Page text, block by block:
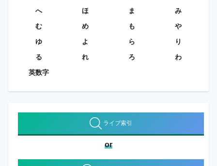
へ
ほ ま
み
む
め も
や
ゆ
よ ら
り
る
れ ろ
わ
英数字
ライブ索引
or